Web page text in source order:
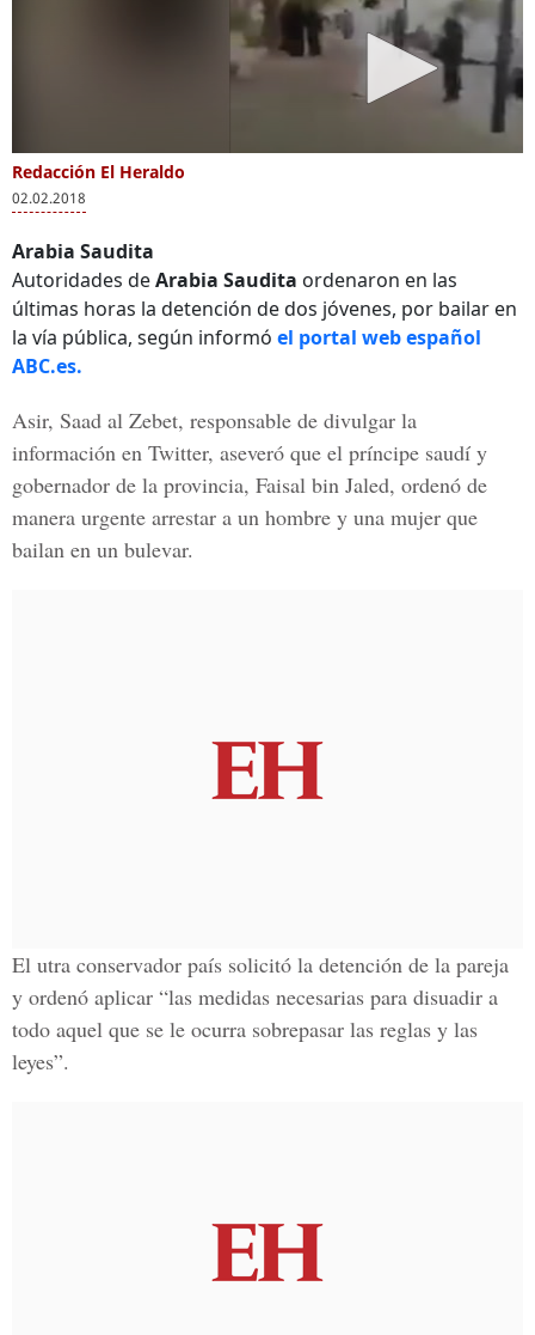
Redacción El Heraldo
02.02.2018
Arabia Saudita
Autoridades deArabia Saudita ordenaron en las
últimas horas la detención de dos jóvenes, por bailar en
la vía pública, según informó el portal web español
ABC.es.
Asir, Saad al Zebet, responsable de divulgar la
información en Twitter, aseveró que el príncipe saudí y
gobernador de la provincia, Faisal bin Jaled, ordenó de
manera urgente arrestar a un hombre y una mujer que
bailan en un bulevar.
El utra conservador país solicitó la detención de la pareja
y ordenó aplicar “las medidas necesarias para disuadir a
todo aquel que se le ocurra sobrepasar las reglas y las
leyes”.